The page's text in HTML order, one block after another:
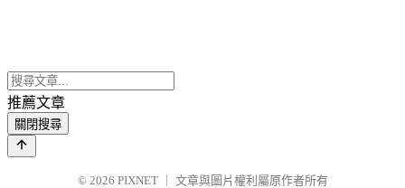
推薦文章
關閉搜尋
© 2026 PIXNET
文章與圖片權利屬原作者所有